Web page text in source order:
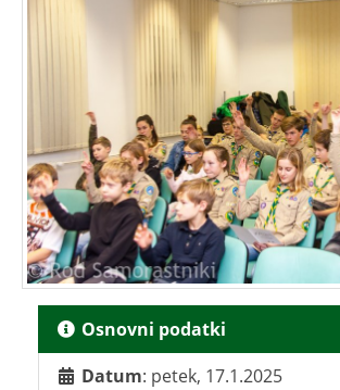
Osnovni podatki
Datum: petek, 17.1.2025